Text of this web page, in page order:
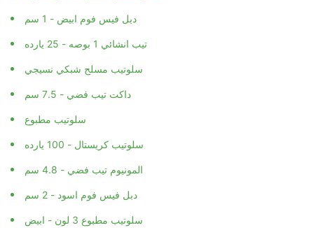
دبل فيس فوم ابيض - 1 سم
تيب انشائي 1 بوصه - 25 يارده
سلوتيب مسلح شبكي نسيجي
داكت تيب فضي - 7.5 سم
سلوتيب مطبوع
سلوتيب كريستال - 100 يارده
المونيوم تيب فضي - 4.8 سم
دبل فيس فوم اسود - 2 سم
سلوتيب مطبوع 3 لون - ابيض